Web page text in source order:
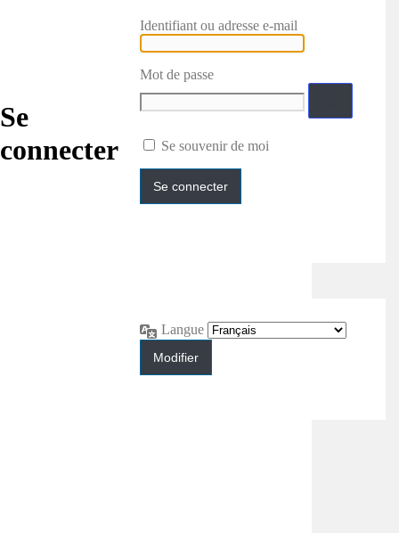
Se
connecter
Identifiant ou adresse e-mail
Mot de passe
Se souvenir de moi
Langue